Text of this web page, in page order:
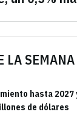
LA SEMANA
hasta 2027
de dólares